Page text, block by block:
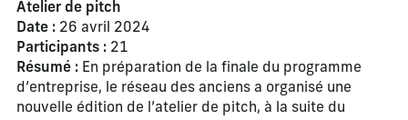
Atelier de pitch
Date : 26 avril 2024
Participants : 21
Résumé : En préparation de la finale du programme
d’entreprise, le réseau des anciens a organisé une
nouvelle édition de l’atelier de pitch, à la suite du